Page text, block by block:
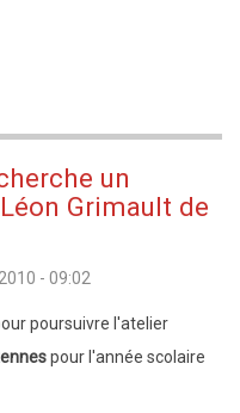
un
Grimault de
- 09:02
poursuivre l'atelier
pour l'année scolaire